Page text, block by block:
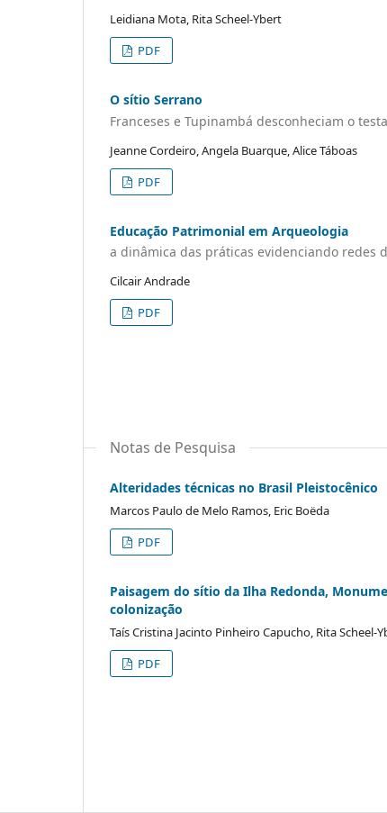
Leidiana Mota, Rita Scheel-Ybert
PDF
O sítio Serrano
Franceses e Tupinambá desconheciam o
Jeanne Cordeiro, Angela Buarque, Alice Táboas
PDF
Educação Patrimonial em Arqueologia
a dinâmica das práticas evidenciando redes
Cilcair Andrade
PDF
Notas de Pesquisa
Alteridades técnicas no Brasil Pleistocênico
Marcos Paulo de Melo Ramos, Eric Boëda
PDF
Paisagem do sítio da Ilha Redonda,
colonização
Taís Cristina Jacinto Pinheiro Capucho, Rita Scheel-
PDF